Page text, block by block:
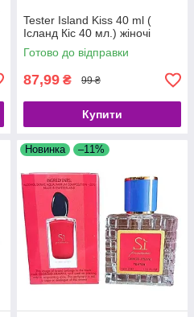
Tester Island Kiss 40 ml (
Ісланд Кіс 40 мл.) жіночі
Готово до відправки
87,99 ₴ 99 ₴
Купити
Новинка –11%